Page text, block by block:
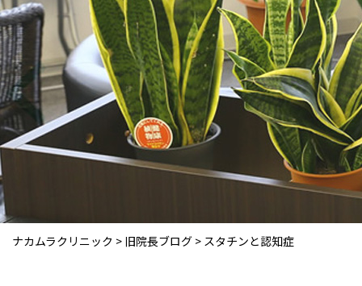
ナカムラクリニック > 旧院長ブログ > スタチンと認知症